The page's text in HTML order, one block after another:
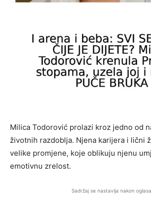
Milica Todorović prolazi kroz jedno od
životnih razdoblja. Njena karijera i lični
velike promjene, koje oblikuju njenu
emotivnu zrelost.
Sadržaj se nastavlja nakon oglasa